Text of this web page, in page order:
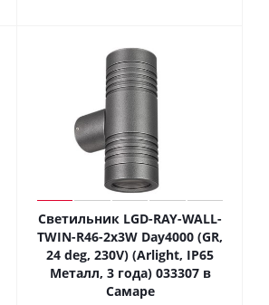
Светильник LGD-RAY-WALL-
TWIN-R46-2x3W Day4000 (GR,
24 deg, 230V) (Arlight, IP65
Металл, 3 года) 033307 в
Самаре